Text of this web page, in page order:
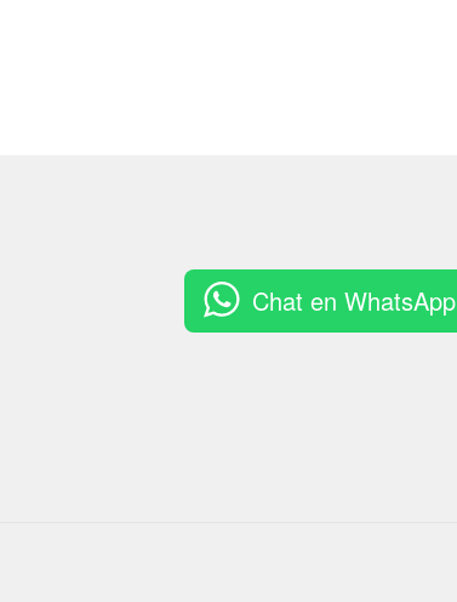
Chat en WhatsApp